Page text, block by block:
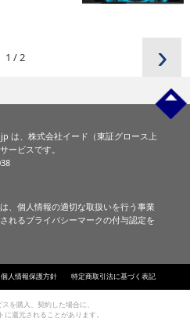
1 /2 ›
は、株式会社イード（東証グロース上
ービスです。
、個人情報の適切な取扱いを行う事業
れるプライバシーマークの付与認定を
個人情報保護方針 特定商取引法に基づく表記
を購入、契約した場合に、
還元されることがあります。